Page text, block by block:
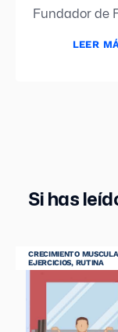
Fundador de
LEER
Si has
CRECIMIENTO
EJERCICIOS, RUTINA